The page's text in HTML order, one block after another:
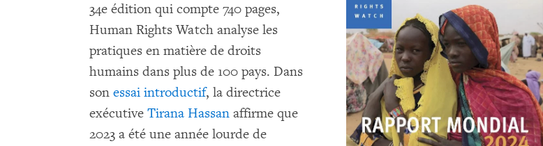
34e édition qui compte 740 pages,
Human Rights Watch analyse les
pratiques en matière de droits
humains dans plus de 100 pays. Dans
son essai introductif, la directrice
exécutive Tirana Hassan affirme que
2023 a été une année lourde de